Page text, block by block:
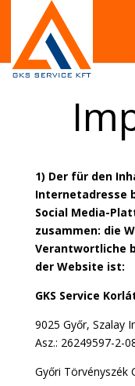
1) Der für den
Internetadresse
Social Media-
zusammen: die
Verantwortliche
der Website ist:
GKS Service
9025 Győr, Szalay
Asz.: 26249597-2-
Győri Törvényszék